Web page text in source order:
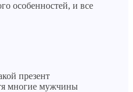
особенностей, и все
презент
многие мужчины